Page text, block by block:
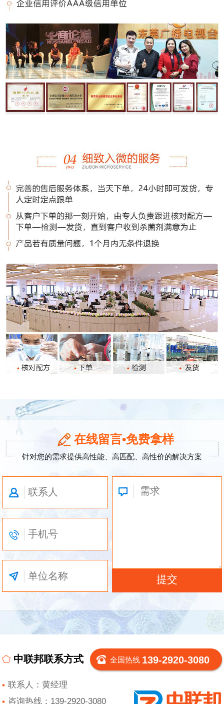
在线留言•免费拿样
针对您的需求提供高性能、高匹配、高性价的解决方案
中联邦联系方式 全国热线 139-2920-3080
联系人：黄经理
咨询热线：139-2920-3080